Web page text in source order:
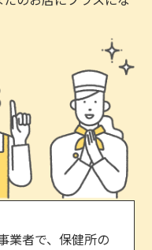
業者で、保健所の